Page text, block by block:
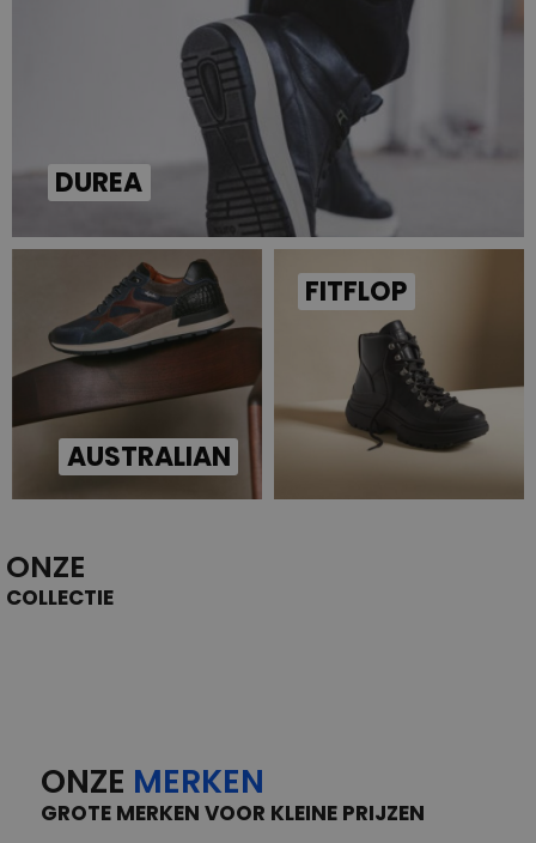
DUREA
AUSTRALIAN
FITFLOP
ONZE
COLLECTIE
ONZE MERKEN
GROTE MERKEN VOOR KLEINE PRIJZEN